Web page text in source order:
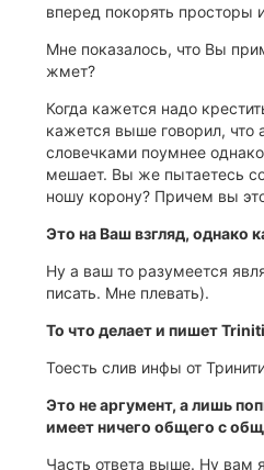
вперед покорять просторы
Мне показалось, что Вы
жмет?
Когда кажется надо
кажется выше говорил, что
словечками поумнее
мешает. Вы же пытаетесь
ношу корону? Причем вы
Это на Ваш взгляд, однако
Ну а ваш то разумеется
писать. Мне плевать).
То что делает и пишет
Тоесть слив инфы от
Это не аргумент, а лишь
имеет ничего общего с
Часть ответа выше. Ну вам